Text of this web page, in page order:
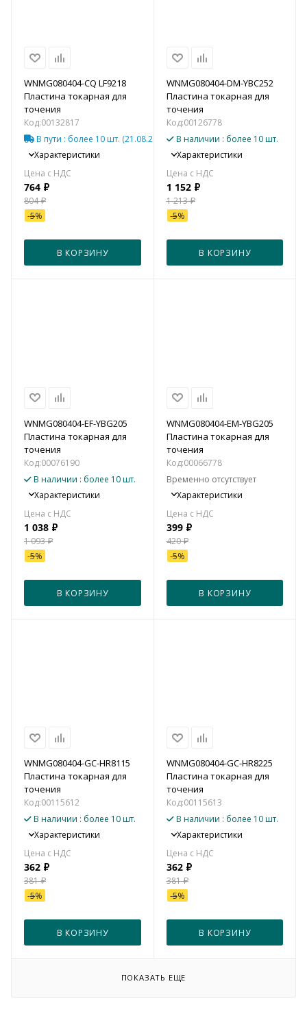
WNMG080404-CQ LF9218
Пластина токарная для
точения
Код:00132817
В пути : более 10 шт. (21.08.2026)*
Характеристики
764 ₽
804₽
-5%
В КОРЗИНУ
WNMG080404-DM-YBC252
Пластина токарная для
точения
Код:00126778
В наличии : более 10 шт.
Характеристики
1 152₽
1 213₽
-5%
В КОРЗИНУ
WNMG080404-EF-YBG205
Пластина токарная для
точения
Код:00076190
В наличии : более 10 шт.
Характеристики
1 038 ₽
1 093₽
-5%
В КОРЗИНУ
WNMG080404-EM-YBG205
Пластина токарная для
точения
Код:00066778
Временно отсутствует
Характеристики
399₽
420₽
-5%
В КОРЗИНУ
WNMG080404-GC-HR8115
Пластина токарная для
точения
Код:00115612
В наличии : более 10 шт.
Характеристики
362 ₽
381₽
-5%
В КОРЗИНУ
WNMG080404-GC-HR8225
Пластина токарная для
точения
Код:00115613
В наличии : более 10 шт.
Характеристики
362₽
381₽
-5%
В КОРЗИНУ
ПОКАЗАТЬ ЕЩЕ